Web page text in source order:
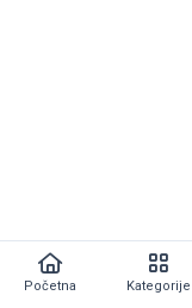
Početna Kategorije